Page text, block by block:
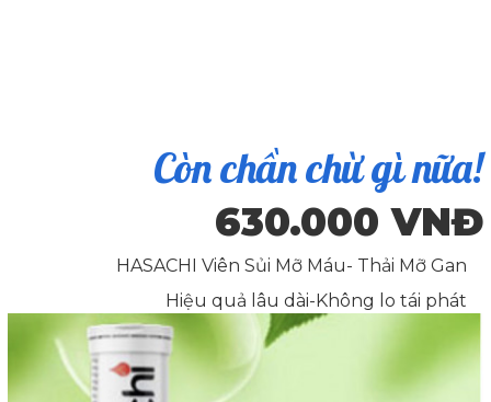
Còn chần chừ gì nữa!
630.000 VNĐ
HASACHI Viên Sủi Mỡ Máu- Thải Mỡ Gan
Hiệu quả lâu dài-Không lo tái phát